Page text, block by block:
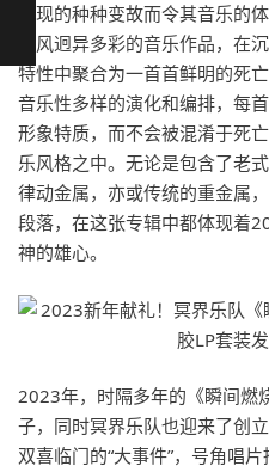
出现的种种变故而令其音乐的
曲风迥异多彩的音乐作品，在
特性中聚合为一首首鲜明的死
音乐性多样的演化和编排，每
形象特质，而不会被混淆于死
乐风格之中。无论是包含了老
律动金属，亦或传统的重金属
段落，在这张专辑中都体现着
神的雄心。
2023年，时隔多年的《瞬间燃
子，同时冥界乐队也迎来了创
双喜临门的“大事件”，号角唱